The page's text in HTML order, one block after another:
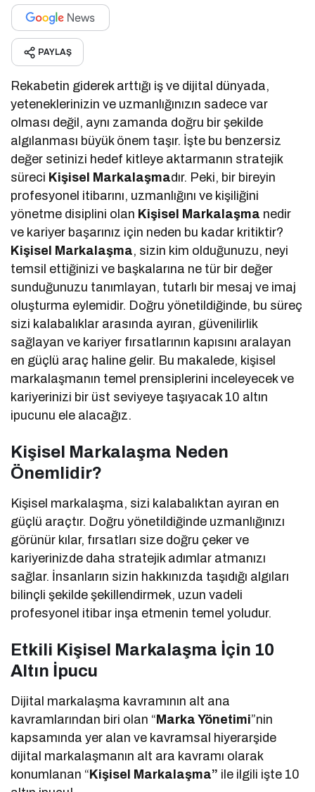
PAYLAŞ
Rekabetin giderek arttığı iş ve dijital dünyada,
yeteneklerinizin ve uzmanlığınızın sadece var
olması değil, aynı zamanda doğru bir şekilde
algılanması büyük önem taşır. İşte bu benzersiz
değer setinizi hedef kitleye aktarmanın stratejik
süreci Kişisel Markalaşmadır. Peki, bir bireyin
profesyonel itibarını, uzmanlığını ve kişiliğini
yönetme disiplini olan Kişisel Markalaşma nedir
ve kariyer başarınız için neden bu kadar kritiktir?
Kişisel Markalaşma, sizin kim olduğunuzu, neyi
temsil ettiğinizi ve başkalarına ne tür bir değer
sunduğunuzu tanımlayan, tutarlı bir mesaj ve imaj
oluşturma eylemidir. Doğru yönetildiğinde, bu süreç
sizi kalabalıklar arasında ayıran, güvenilirlik
sağlayan ve kariyer fırsatlarının kapısını aralayan
en güçlü araç haline gelir. Bu makalede, kişisel
markalaşmanın temel prensiplerini inceleyecek ve
kariyerinizi bir üst seviyeye taşıyacak 10 altın
ipucunu ele alacağız.
Kişisel Markalaşma Neden
Önemlidir?
Kişisel markalaşma, sizi kalabalıktan ayıran en
güçlü araçtır. Doğru yönetildiğinde uzmanlığınızı
görünür kılar, fırsatları size doğru çeker ve
kariyerinizde daha stratejik adımlar atmanızı
sağlar. İnsanların sizin hakkınızda taşıdığı algıları
bilinçli şekilde şekillendirmek, uzun vadeli
profesyonel itibar inşa etmenin temel yoludur.
Etkili Kişisel Markalaşma İçin 10
Altın İpucu
Dijital markalaşma kavramının alt ana
kavramlarından biri olan “Marka Yönetimi”nin
kapsamında yer alan ve kavramsal hiyerarşide
dijital markalaşmanın alt ara kavramı olarak
konumlanan “Kişisel Markalaşma” ile ilgili işte 10